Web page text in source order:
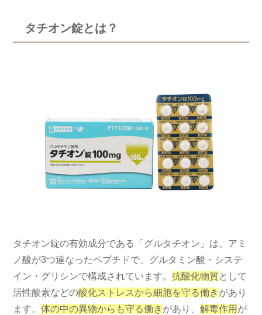
タチオン錠とは？
タチオン錠の有効成分である「グルタチオン」は、アミ
ノ酸が3つ連なったペプチドで、グルタミン酸・システ
イン・グリシンで構成されています。抗酸化物質として
活性酸素などの酸化ストレスから細胞を守る働き があり
ます。体の中の異物からも守る働き があり、解毒作用 が